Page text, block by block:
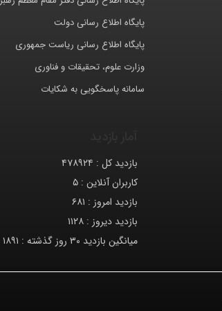
پایگاه اطلاع رسانی دولت
پایگاه اطلاع رسانی ریاست جمهوری
وزارت علوم، تحقیقات و فناوری
سامانه پاسخگویی به شکایات
بازدید کل : ۴۷۸۹۲۴
کاربران آنلاین : ۵
بازدید امروز : ۶۸۱
بازدید دیروز : ۱۱۲۸
میانگین بازدید ۳۰ روز گذشته :
۱۸۹۱